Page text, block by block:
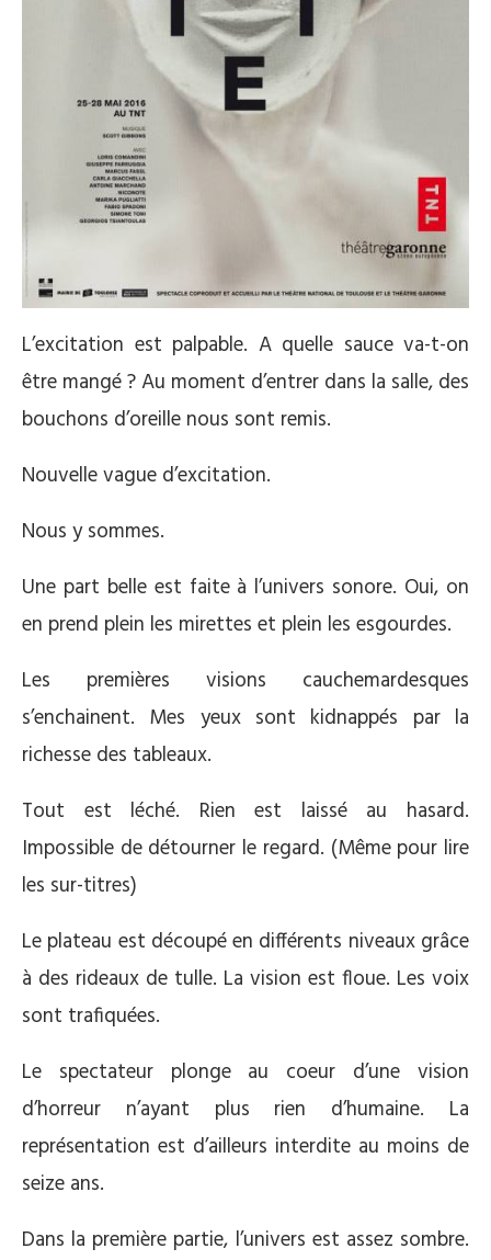
L’excitation est palpable. A quelle sauce va-t-on
être mangé ? Au moment d’entrer dans la salle, des
bouchons d’oreille nous sont remis.
Nouvelle vague d’excitation.
Nous y sommes.
Une part belle est faite à l’univers sonore. Oui, on
en prend plein les mirettes et plein les esgourdes.
Les premières visions cauchemardesques
s’enchainent. Mes yeux sont kidnappés par la
richesse des tableaux.
Tout est léché. Rien est laissé au hasard.
Impossible de détourner le regard. (Même pour lire
les sur-titres)
Le plateau est découpé en différents niveaux grâce
à des rideaux de tulle. La vision est floue. Les voix
sont trafiquées.
Le spectateur plonge au coeur d’une vision
d’horreur n’ayant plus rien d’humaine. La
représentation est d’ailleurs interdite au moins de
seize ans.
Dans la première partie, l’univers est assez sombre.